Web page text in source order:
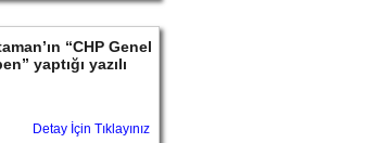
“CHP Genel
yaptığı yazılı
Detay İçin Tıklayınız